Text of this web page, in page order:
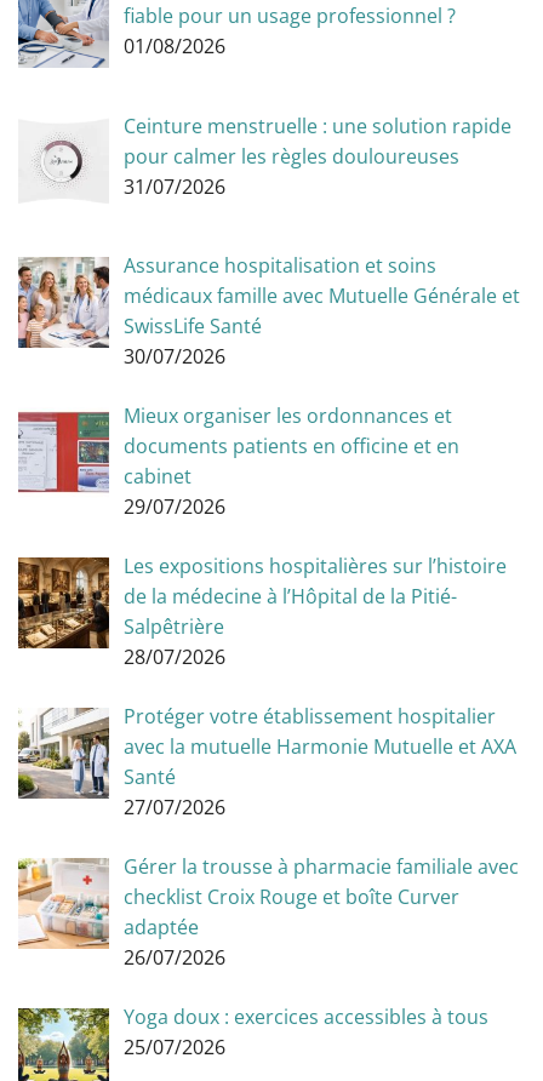
fiable pour un usage professionnel ?
01/08/2026
Ceinture menstruelle : une solution rapide
pour calmer les règles douloureuses
31/07/2026
Assurance hospitalisation et soins
médicaux famille avec Mutuelle Générale et
SwissLife Santé
30/07/2026
Mieux organiser les ordonnances et
documents patients en officine et en
cabinet
29/07/2026
Les expositions hospitalières sur l’histoire
de la médecine à l’Hôpital de la Pitié-
Salpêtrière
28/07/2026
Protéger votre établissement hospitalier
avec la mutuelle Harmonie Mutuelle et AXA
Santé
27/07/2026
Gérer la trousse à pharmacie familiale avec
checklist Croix Rouge et boîte Curver
adaptée
26/07/2026
Yoga doux : exercices accessibles à tous
25/07/2026